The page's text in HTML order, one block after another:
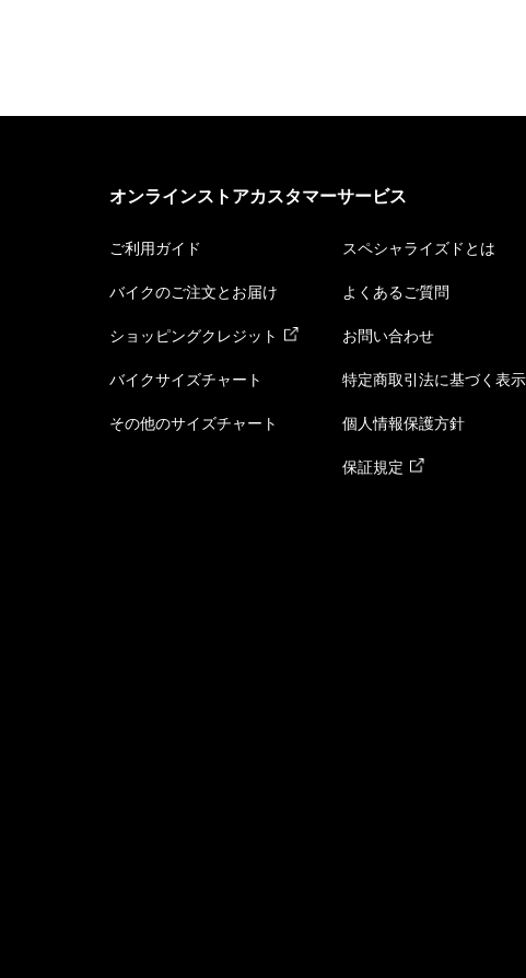
オンラインストアカスタマーサービス
ご利用ガイド
バイクのご注文とお届け
ショッピングクレジット
バイクサイズチャート
その他のサイズチャート
スペシャライズドとは
よくあるご質問
お問い合わせ
特定商取引法に基づく表示
個人情報保護方針
保証規定